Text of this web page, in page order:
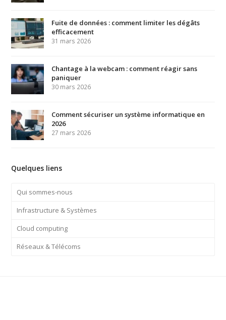
Fuite de données : comment limiter les dégâts
efficacement
31 mars 2026
Chantage à la webcam : comment réagir sans
paniquer
30 mars 2026
Comment sécuriser un système informatique en
2026
27 mars 2026
Quelques liens
Qui sommes-nous
Infrastructure & Systèmes
Cloud computing
Réseaux & Télécoms